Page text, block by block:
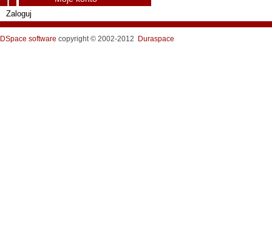
Zaloguj
DSpace software copyright © 2002-2012 Duraspace